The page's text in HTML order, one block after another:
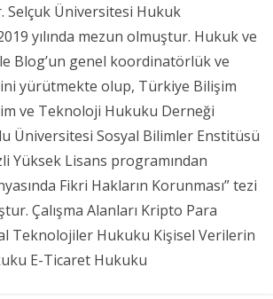
Selçuk Üniversitesi Hukuk
yılında mezun olmuştur. Hukuk ve
Blog’un genel koordinatörlük ve
yürütmekte olup, Türkiye Bilişim
ve Teknoloji Hukuku Derneği
Üniversitesi Sosyal Bilimler Enstitüsü
Yüksek Lisans programından
Fikri Hakların Korunması” tezi
Çalışma Alanları Kripto Para
Teknolojiler Hukuku Kişisel Verilerin
E-Ticaret Hukuku